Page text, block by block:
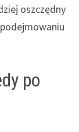
oszczędny
po